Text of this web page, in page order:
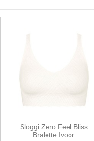
Sloggi Zero Feel Bliss
Bralette Ivoor